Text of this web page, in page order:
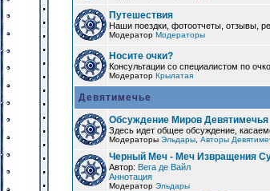
Путешествия
Наши поездки, фотоотчеты, отзывы,
Модератор Модераторы
Носите очки?
Консультации со специалистом по
Модератор Крылатая
Девятимечье
Обсуждение Миров Девятимечья
Здесь идет общее обсуждение,
Модераторы Эльдары Авторы
Черный Меч - Меч Извращения
Автор: Вега де Вайл
Аннотация
Модератор Эльдары